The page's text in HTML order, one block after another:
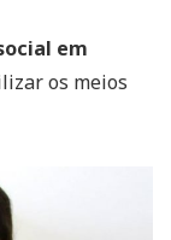
em
os meios